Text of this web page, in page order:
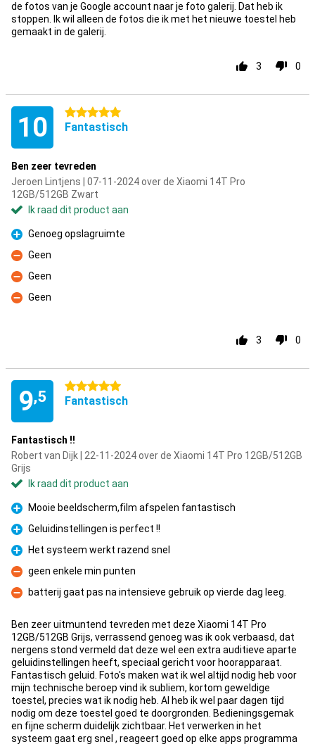
de fotos van je Google account naar je foto galerij. Dat heb ik
stoppen. Ik wil alleen de fotos die ik met het nieuwe toestel heb
gemaakt in de galerij.
3 0
10 5 sterren
Fantastisch
Ben zeer tevreden
Jeroen Lintjens | 07-11-2024 over de Xiaomi 14T Pro
12GB/512GB Zwart
Ik raad dit product aan
Pluspunt
Genoeg opslagruimte
Minpunt
Geen
Minpunt
Geen
Minpunt
Geen
3 0
9,5
5 sterren
Fantastisch
Fantastisch !!
Robert van Dijk | 22-11-2024 over de Xiaomi 14T Pro 12GB/512GB
Grijs
Ik raad dit product aan
Pluspunt
Mooie beeldscherm,film afspelen fantastisch
Pluspunt
Geluidinstellingen is perfect !!
Pluspunt
Het systeem werkt razend snel
Minpunt
geen enkele min punten
Minpunt
batterij gaat pas na intensieve gebruik op vierde dag leeg.
Ben zeer uitmuntend tevreden met deze Xiaomi 14T Pro
12GB/512GB Grijs, verrassend genoeg was ik ook verbaasd, dat
nergens stond vermeld dat deze wel een extra auditieve aparte
geluidinstellingen heeft, speciaal gericht voor hoorapparaat.
Fantastisch geluid. Foto's maken wat ik wel altijd nodig heb voor
mijn technische beroep vind ik subliem, kortom geweldige
toestel, precies wat ik nodig heb. Al heb ik wel paar dagen tijd
nodig om deze toestel goed te doorgronden. Bedieningsgemak
en fijne scherm duidelijk zichtbaar. Het verwerken in het
systeem gaat erg snel , reageert goed op elke apps programma